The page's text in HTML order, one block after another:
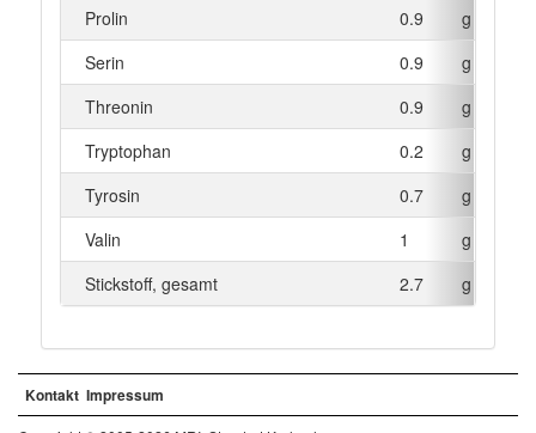
Prolin
0.9
g
Serin
0.9
g
Threonin
0.9
g
Tryptophan
0.2
g
Tyrosin
0.7
g
Valin
1
g
Stickstoff, gesamt
2.7 g
Kontakt Impressum